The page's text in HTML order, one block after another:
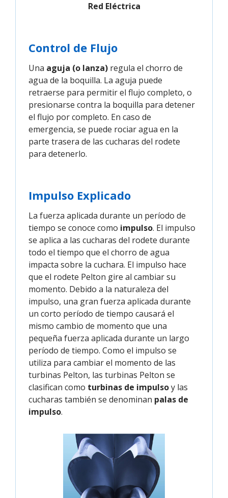
Red Eléctrica
Control de Flujo
Una aguja (o lanza) regula el chorro de
agua de la boquilla. La aguja puede
retraerse para permitir el flujo completo, o
presionarse contra la boquilla para detener
el flujo por completo. En caso de
emergencia, se puede rociar agua en la
parte trasera de las cucharas del rodete
para detenerlo.
Impulso Explicado
La fuerza aplicada durante un período de
tiempo se conoce como impulso. El impulso
se aplica a las cucharas del rodete durante
todo el tiempo que el chorro de agua
impacta sobre la cuchara. El impulso hace
que el rodete Pelton gire al cambiar su
momento. Debido a la naturaleza del
impulso, una gran fuerza aplicada durante
un corto período de tiempo causará el
mismo cambio de momento que una
pequeña fuerza aplicada durante un largo
período de tiempo. Como el impulso se
utiliza para cambiar el momento de las
turbinas Pelton, las turbinas Pelton se
clasifican como turbinas de impulsoy las
cucharas también se denominan palas de
impulso.